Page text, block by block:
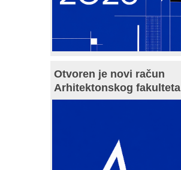
Otvoren je novi račun
Arhitektonskog fakulteta